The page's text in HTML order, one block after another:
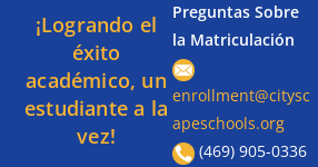
¡Logrando el
éxito
académico, un
estudiante a la
vez!
Preguntas Sobre
la Matriculación
enrollment@citysc
apeschools.org
(469) 905-0336